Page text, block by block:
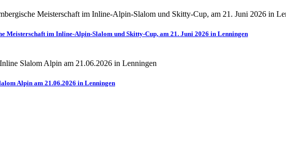
Meisterschaft im Inline-Alpin-Slalom und Skitty-Cup, am 21. Juni 2026 in Lenningen
Alpin am 21.06.2026 in Lenningen